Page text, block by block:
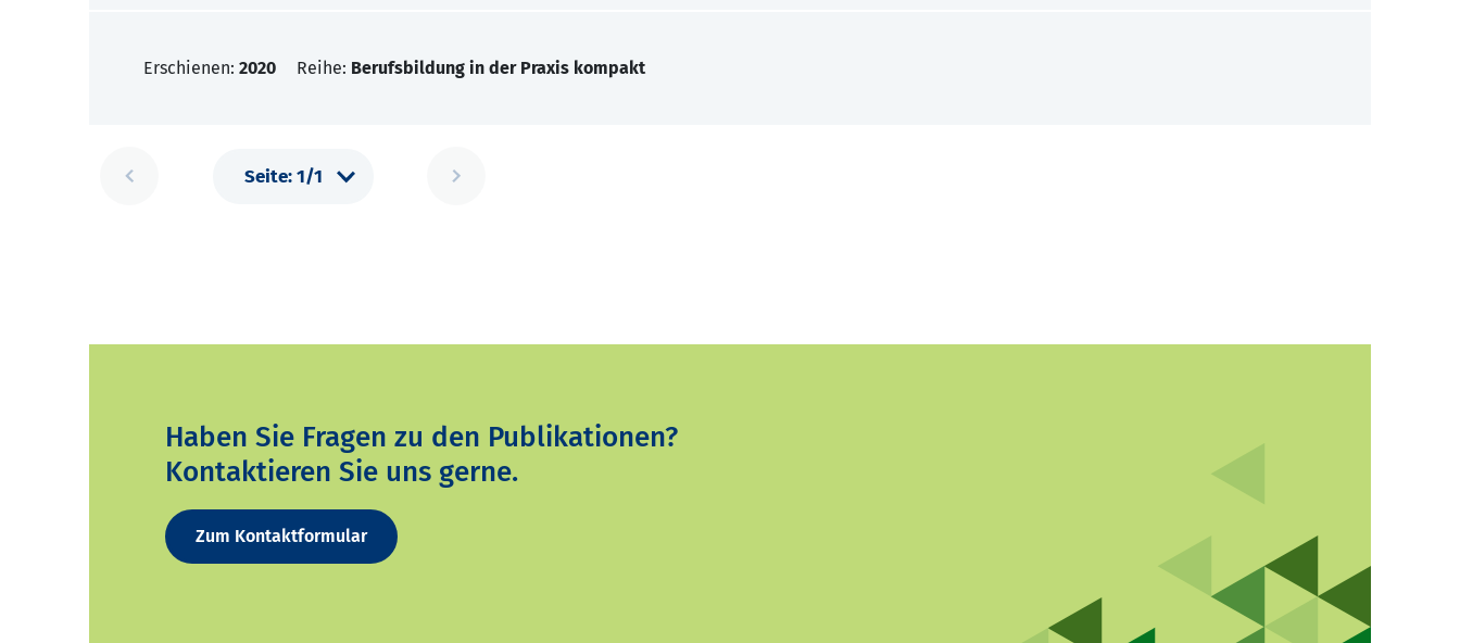
Erschienen: 2020 Reihe: Berufsbildung in der Praxis kompakt
Haben Sie Fragen zu den Publikationen?
Kontaktieren Sie uns gerne.
Zum Kontaktformular